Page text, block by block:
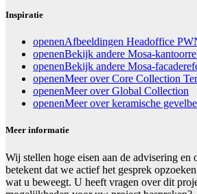
Inspiratie
openenAfbeeldingen Headoffice
openenBekijk andere Mosa-
openenBekijk andere Mosa-
openenMeer over Core Collection
openenMeer over Global Collection
openenMeer over keramische
Meer informatie
Wij stellen hoge eisen aan de advisering en
betekent dat we actief het gesprek
wat u beweegt. U heeft vragen over dit